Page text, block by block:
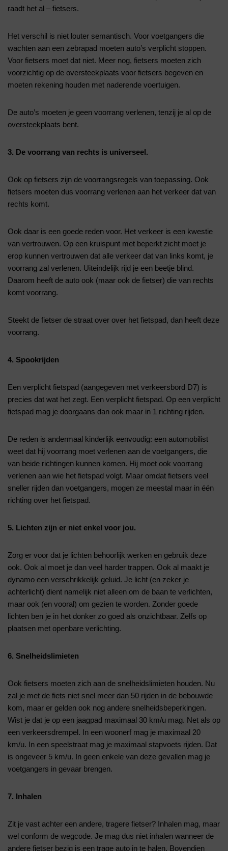
raadt het al – fietsers.
Het verschil is niet louter semantisch. Voor voetgangers die
wachten aan een zebrapad moeten auto’s verplicht stoppen.
Voor fietsers moet dat niet. Meer nog, fietsers moeten zich
voorzichtig op de oversteekplaats voor fietsers begeven en
moeten rekening houden met naderende voertuigen.
De auto’s moeten je geen voorrang verlenen, tenzij je al op de
oversteekplaats bent.
3. De voorrang van rechts is universeel.
Ook op fietsers zijn de voorrangsregels van toepassing. Ook
fietsers moeten dus voorrang verlenen aan het verkeer dat van
rechts komt.
Ook daar is een goede reden voor. Het verkeer is een kwestie
van vertrouwen. Op een kruispunt met beperkt zicht moet je
erop kunnen vertrouwen dat alle verkeer dat van links komt, je
voorrang zal verlenen. Uiteindelijk rijd je een beetje blind.
Daarom heeft de auto ook (maar ook de fietser) die van rechts
komt voorrang.
Steekt de fietser de straat over over het fietspad, dan heeft deze
voorrang.
4. Spookrijden
Een verplicht fietspad (aangegeven met verkeersbord D7) is
precies dat wat het zegt. Een verplicht fietspad. Op een verplicht
fietspad mag je doorgaans dan ook maar in 1 richting rijden.
De reden is andermaal kinderlijk eenvoudig: een automobilist
weet dat hij voorrang moet verlenen aan de voetgangers, die
van beide richtingen kunnen komen. Hij moet ook voorrang
verlenen aan wie het fietspad volgt. Maar omdat fietsers veel
sneller rijden dan voetgangers, mogen ze meestal maar in één
richting over het fietspad.
5. Lichten zijn er niet enkel voor jou.
Zorg er voor dat je lichten behoorlijk werken en gebruik deze
ook. Ook al moet je dan veel harder trappen. Ook al maakt je
dynamo een verschrikkelijk geluid. Je licht (en zeker je
achterlicht) dient namelijk niet alleen om de baan te verlichten,
maar ook (en vooral) om gezien te worden. Zonder goede
lichten ben je in het donker zo goed als onzichtbaar. Zelfs op
plaatsen met openbare verlichting.
6. Snelheidslimieten
Ook fietsers moeten zich aan de snelheidslimieten houden. Nu
zal je met de fiets niet snel meer dan 50 rijden in de bebouwde
kom, maar er gelden ook nog andere snelheidsbeperkingen.
Wist je dat je op een jaagpad maximaal 30 km/u mag. Net als op
een verkeersdrempel. In een woonerf mag je maximaal 20
km/u. In een speelstraat mag je maximaal stapvoets rijden. Dat
is ongeveer 5 km/u. In geen enkele van deze gevallen mag je
voetgangers in gevaar brengen.
7. Inhalen
Zit je vast achter een andere, tragere fietser? Inhalen mag, maar
wel conform de wegcode. Je mag dus niet inhalen wanneer de
andere fietser bezig is een trage auto in te halen. Bovendien